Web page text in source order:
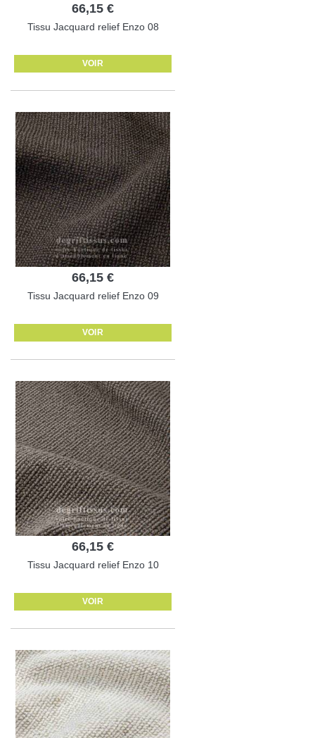
66,15 €
Tissu Jacquard relief Enzo 08
VOIR
66,15 €
Tissu Jacquard relief Enzo 09
VOIR
66,15 €
Tissu Jacquard relief Enzo 10
VOIR